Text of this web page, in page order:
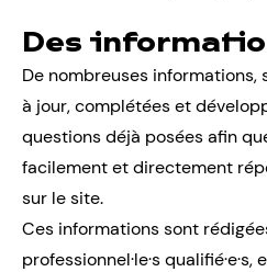
Des
De nombreuses
à jour, complétées et
questions déjà posées afin
facilement et directement
sur le site.
Ces informations sont
professionnel·le·s